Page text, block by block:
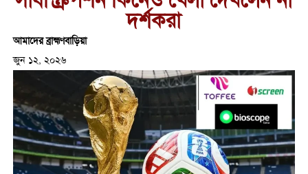
দর্শকরা
আমাদের ব্রাহ্মণবাড়িয়া
জুন ১২, ২০২৬